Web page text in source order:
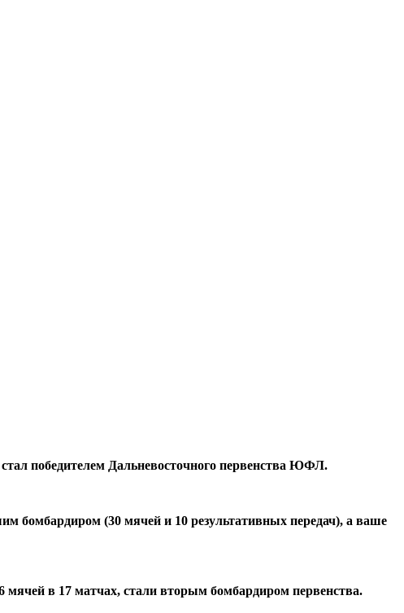
победителем Дальневосточного первенства ЮФЛ.
бомбардиром (30 мячей и 10 результативных передач), а ваше
в 17 матчах, стали вторым бомбардиром первенства.